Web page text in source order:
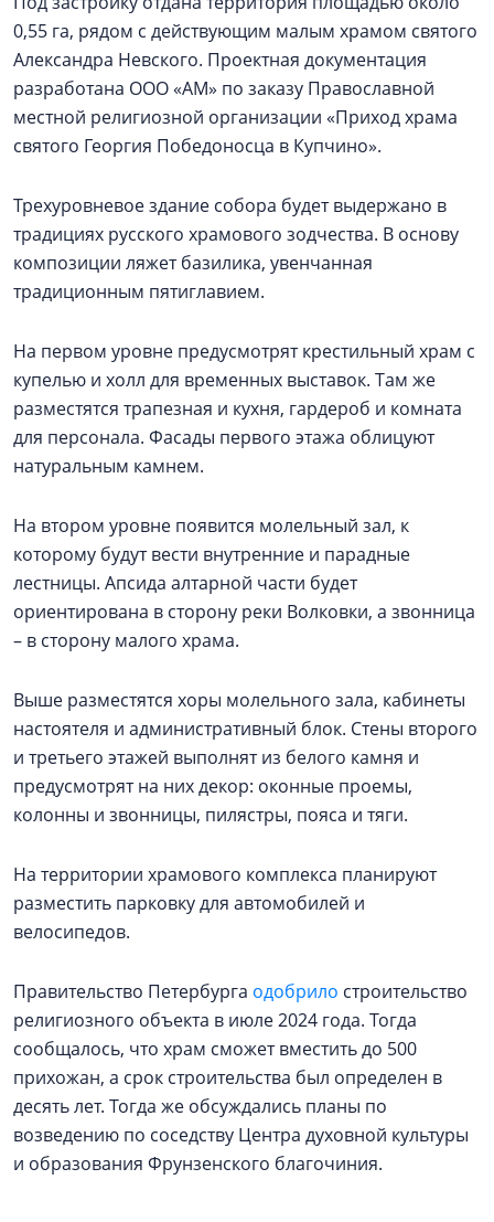
0,55 га, рядом с действующим малым храмом святого
Александра Невского. Проектная документация
разработана ООО «АМ» по заказу Православной
местной религиозной организации «Приход храма
святого Георгия Победоносца в Купчино».
Трехуровневое здание собора будет выдержано в
традициях русского храмового зодчества. В основу
композиции ляжет базилика, увенчанная
традиционным пятиглавием.
На первом уровне предусмотрят крестильный храм с
купелью и холл для временных выставок. Там же
разместятся трапезная и кухня, гардероб и комната
для персонала. Фасады первого этажа облицуют
натуральным камнем.
На втором уровне появится молельный зал, к
которому будут вести внутренние и парадные
лестницы. Апсида алтарной части будет
ориентирована в сторону реки Волковки, а звонница
– в сторону малого храма.
Выше разместятся хоры молельного зала, кабинеты
настоятеля и административный блок. Стены второго
и третьего этажей выполнят из белого камня и
предусмотрят на них декор: оконные проемы,
колонны и звонницы, пилястры, пояса и тяги.
На территории храмового комплекса планируют
разместить парковку для автомобилей и
велосипедов.
Правительство Петербурга одобрило строительство
религиозного объекта в июле 2024 года. Тогда
сообщалось, что храм сможет вместить до 500
прихожан, а срок строительства был определен в
десять лет. Тогда же обсуждались планы по
возведению по соседству Центра духовной культуры
и образования Фрунзенского благочиния.